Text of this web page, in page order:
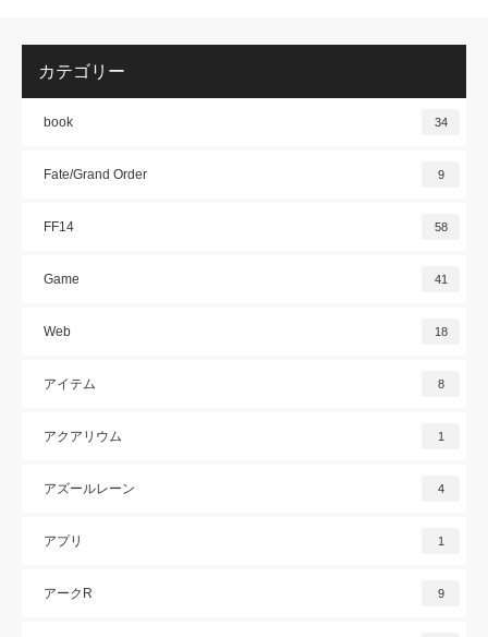
カテゴリー
book 34
Fate/Grand Order 9
FF14 58
Game 41
Web 18
アイテム 8
アクアリウム 1
アズールレーン 4
アプリ 1
アークR 9